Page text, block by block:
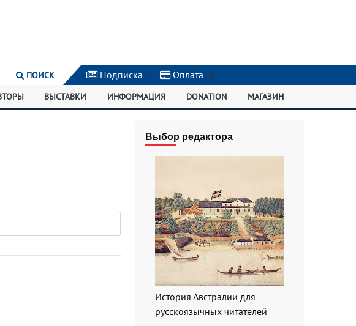
ПОИСК Подписка | Оплата |
ВЫСТАВКИ ИНФОРМАЦИЯ DONATION МАГАЗИН
Выбор редактора
История Австралии для
русскоязычных читателей